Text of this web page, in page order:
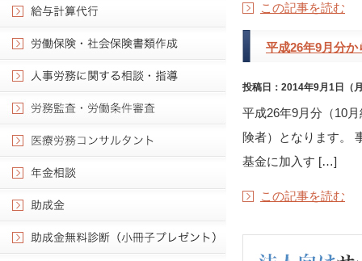
この記事を読む
平成26年9月分
投稿日：2014年9月1日（
平成26年9月分（10
険者）となります。
基金に加入す […]
この記事を読む